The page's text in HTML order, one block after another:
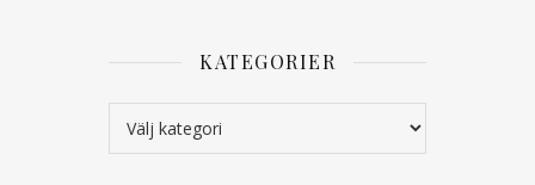
KATEGORIER
Kategorier